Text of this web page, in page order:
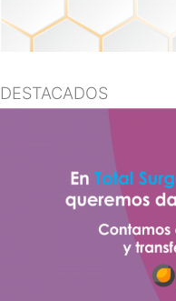
DESTACADOS